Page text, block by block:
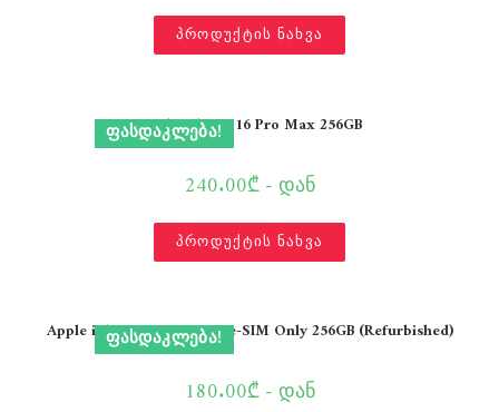
პროდუქტის ნახვა
ᲤᲐᲡᲓᲐᲙᲚᲔᲑᲐ!
Apple iPhone 16 Pro Max 256GB
240.00₾ - დან
პროდუქტის ნახვა
ᲤᲐᲡᲓᲐᲙᲚᲔᲑᲐ!
Apple iPhone 16 Pro Max e-SIM Only 256GB (Refurbished)
180.00₾ - დან